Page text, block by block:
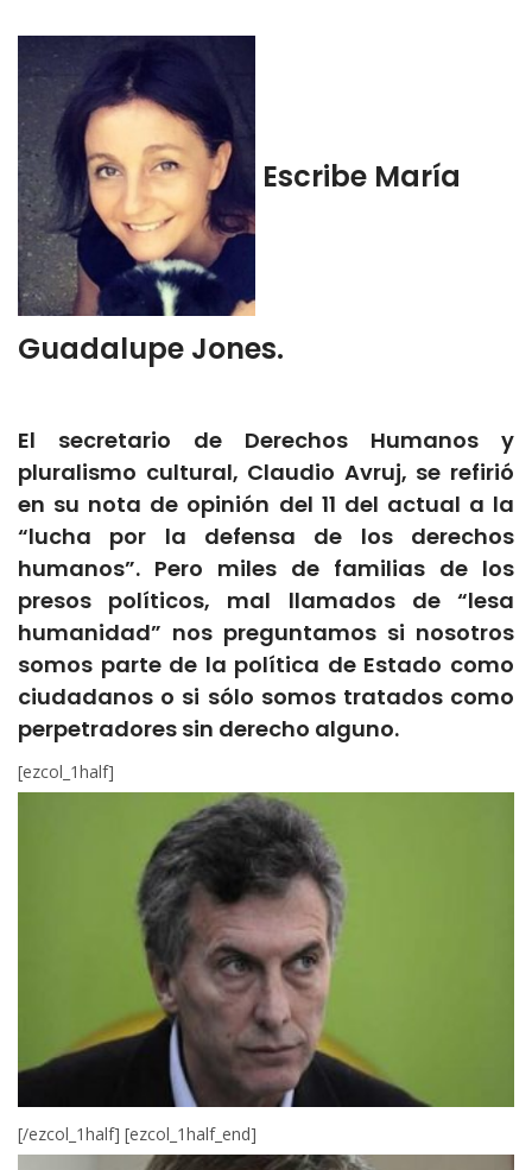
Escribe María
Guadalupe Jones.
El secretario de Derechos Humanos y
pluralismo cultural, Claudio Avruj, se refirió
en su nota de opinión del 11 del actual a la
“lucha por la defensa de los derechos
humanos”. Pero miles de familias de los
presos políticos, mal llamados de “lesa
humanidad” nos preguntamos si nosotros
somos parte de la política de Estado como
ciudadanos o si sólo somos tratados como
perpetradores sin derecho alguno.
[ezcol_1half]
[/ezcol_1half] [ezcol_1half_end]